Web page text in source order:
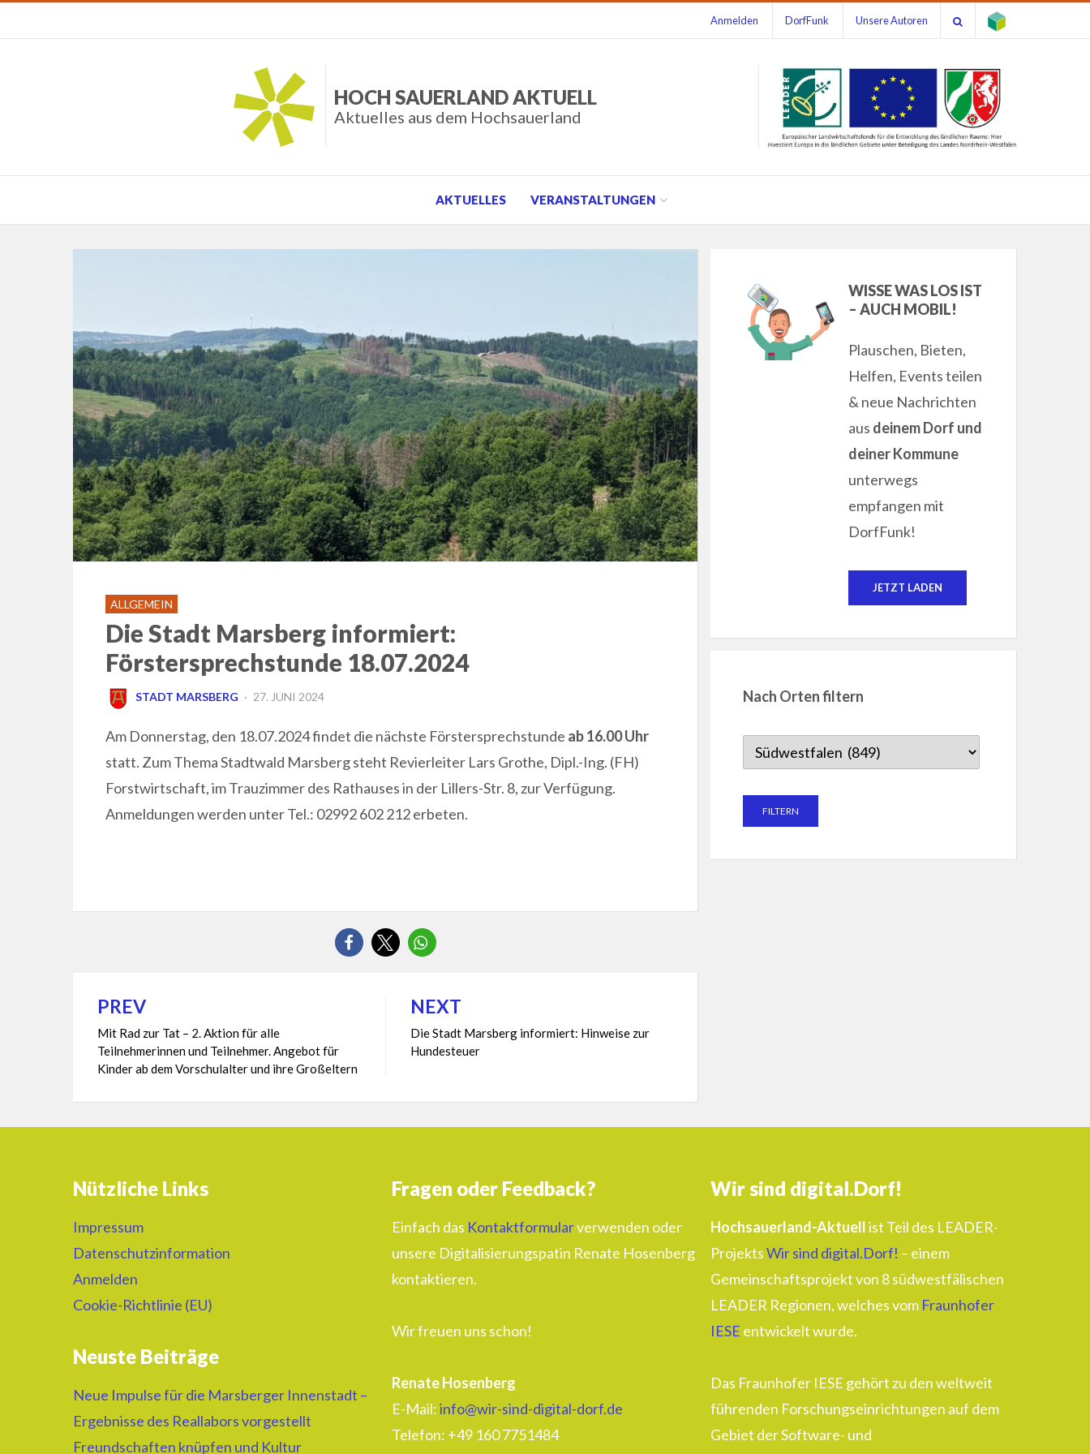
Anmelden DorfFunk Unsere Autoren
HOCH SAUERLAND AKTUELL
Aktuelles aus dem Hochsauerland
AKTUELLES VERANSTALTUNGEN
ALLGEMEIN
Die Stadt Marsberg informiert:
Förstersprechstunde 18.07.2024
STADT MARSBERG
POSTED
27. JUNI 2024
Am Donnerstag, den 18.07.2024 findet die nächste Förstersprechstunde ab 16.00 Uhr
statt. Zum Thema Stadtwald Marsberg steht Revierleiter Lars Grothe, Dipl.-Ing. (FH)
Forstwirtschaft, im Trauzimmer des Rathauses in der Lillers-Str. 8, zur Verfügung.
Anmeldungen werden unter Tel.: 02992 602 212 erbeten.
Beitragsnavigation
PREV
Mit Rad zur Tat – 2. Aktion für alle
Teilnehmerinnen und Teilnehmer. Angebot für
Kinder ab dem Vorschulalter und ihre Großeltern
NEXT
Die Stadt Marsberg informiert: Hinweise zur
Hundesteuer
WISSE WAS LOS IST
– AUCH MOBIL!
Plauschen, Bieten,
Helfen, Events teilen
& neue Nachrichten
aus deinem Dorf und
deiner Kommune
unterwegs
empfangen mit
DorfFunk!
JETZT LADEN
Nach Orten filtern
Nützliche Links
Impressum
Datenschutzinformation
Anmelden
Cookie-Richtlinie (EU)
Neuste Beiträge
Neue Impulse für die Marsberger Innenstadt –
Ergebnisse des Reallabors vorgestellt
Freundschaften knüpfen und Kultur
Fragen oder Feedback?
Einfach das Kontaktformularverwenden oder
unsere Digitalisierungspatin Renate Hosenberg
kontaktieren.
Wir freuen uns schon!
Renate Hosenberg
E-Mail:info@wir-sind-digital-dorf.de
Telefon: ‭+49 160 7751484‬
Wir sind digital.Dorf!
Hochsauerland-Aktuellist Teil des LEADER-
ProjektsWir sind digital.Dorf! – einem
Gemeinschaftsprojekt von 8 südwestfälischen
LEADER Regionen, welches vom Fraunhofer
IESE entwickelt wurde.
Das Fraunhofer IESE gehört zu den weltweit
führenden Forschungseinrichtungen auf dem
Gebiet der Software- und